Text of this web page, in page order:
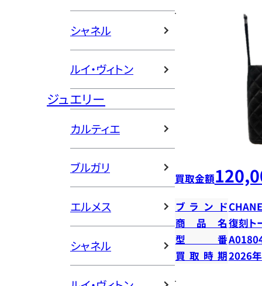
シャネル
ルイ・ヴィトン
ジュエリー
カルティエ
ブルガリ
エルメス
シャネル
買取金額
ブランド
商品名復刻ト
型番
買取時期2026